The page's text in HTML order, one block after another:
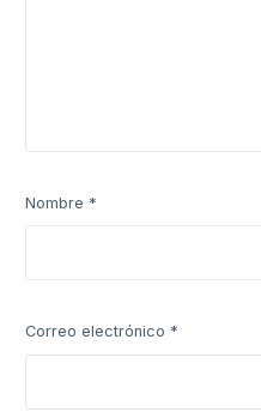
Nombre *
Correo electrónico *